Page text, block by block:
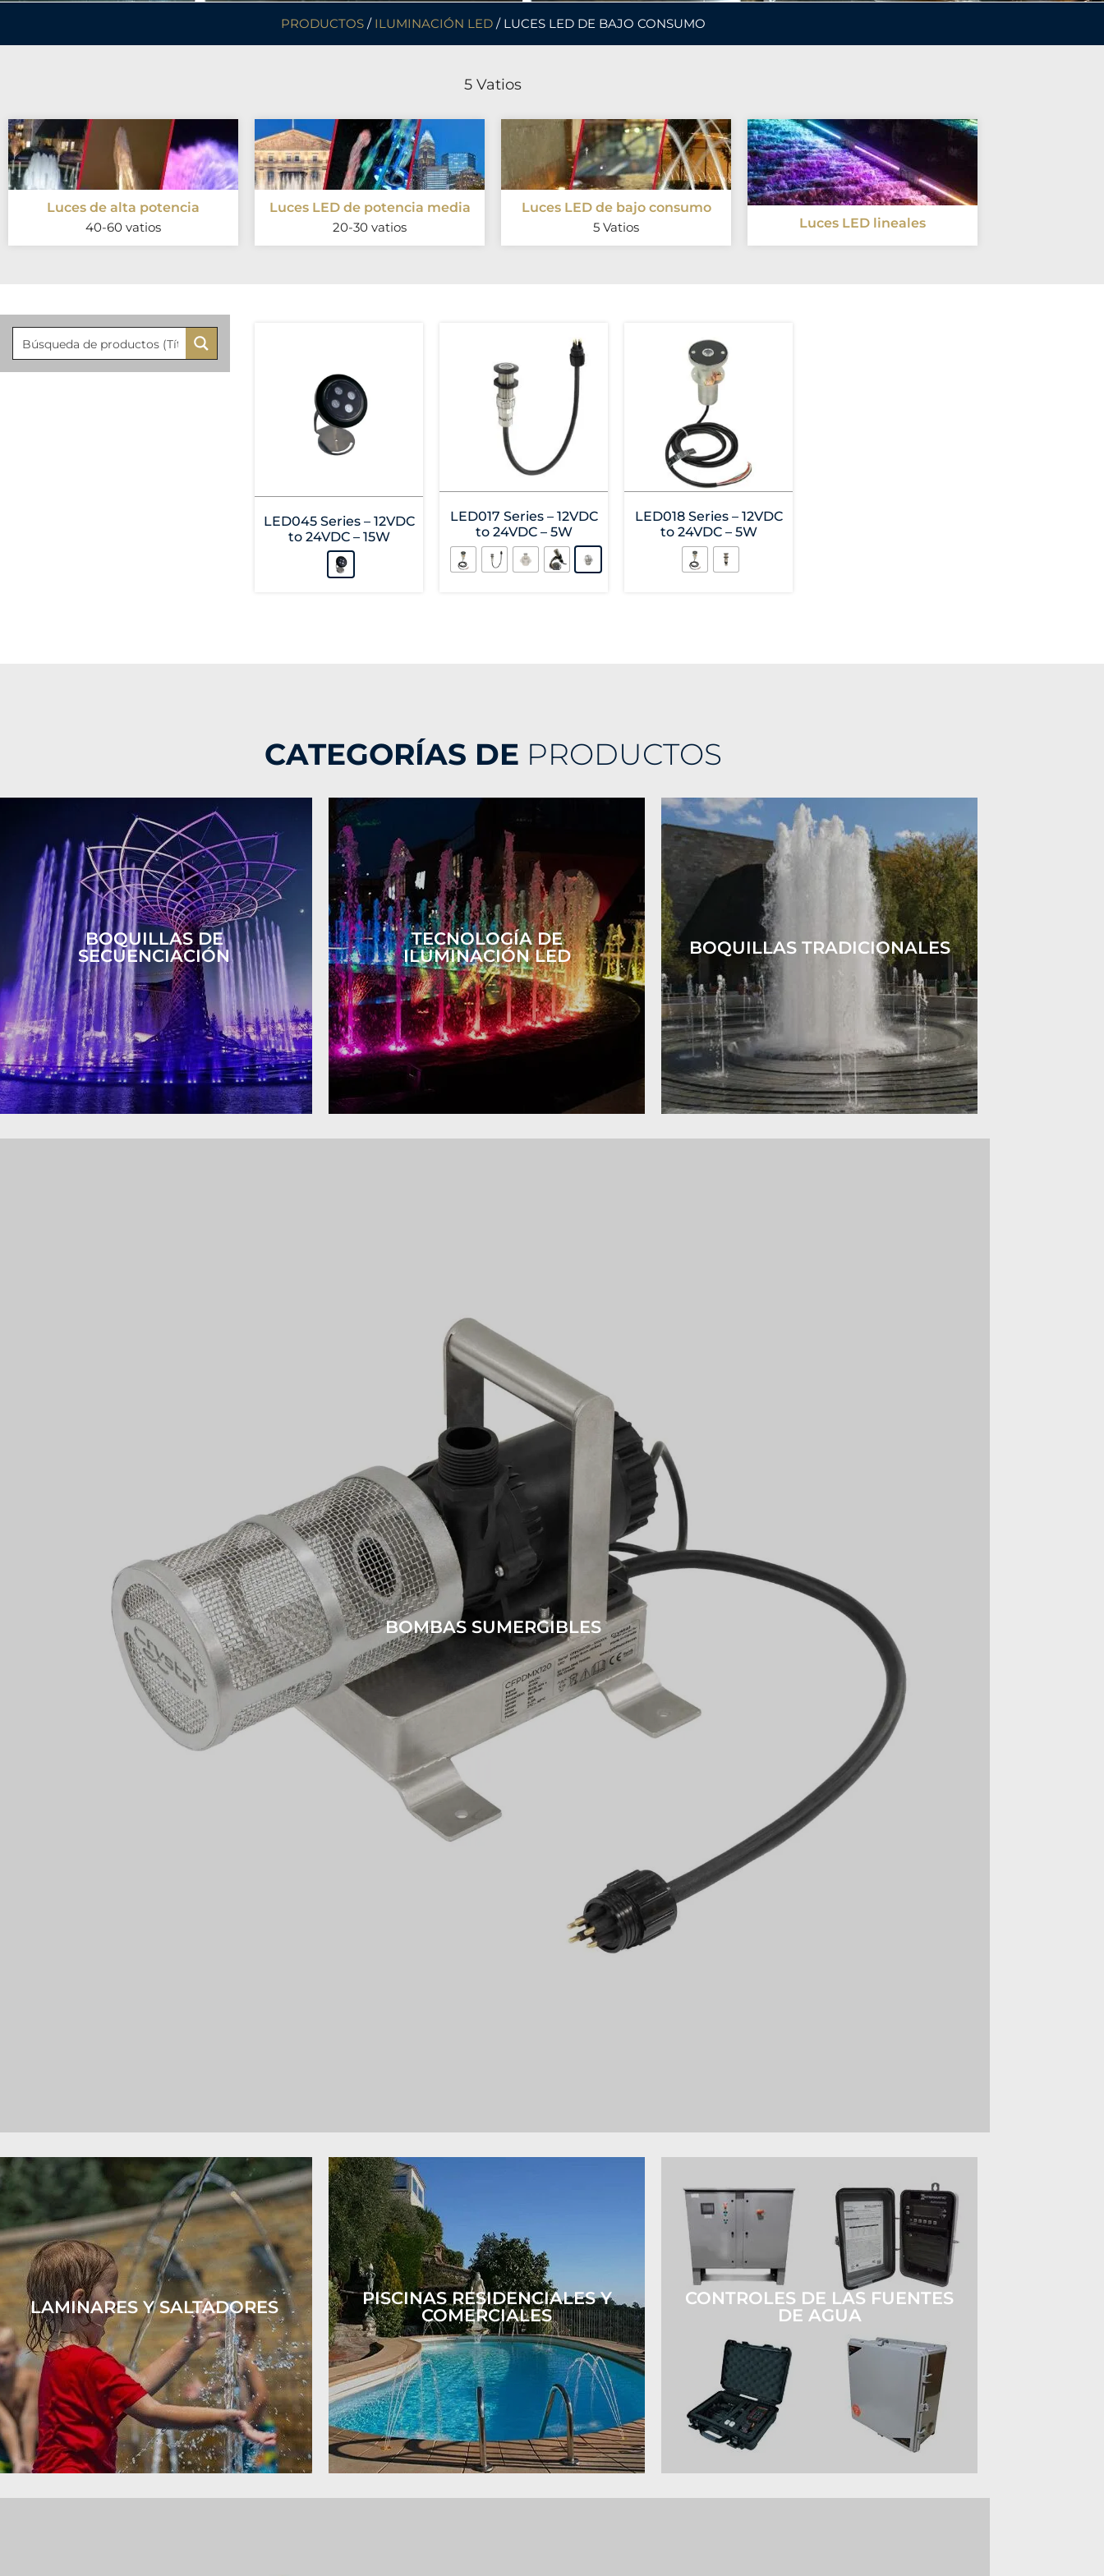
PRODUCTOS/ ILUMINACIÓN LED/ LUCES LED DE BAJO CONSUMO
5 Vatios
Luces de alta potencia
40-60 vatios
Luces LED de potencia media
20-30 vatios
Luces LED de bajo consumo
5 Vatios
Luces LED lineales
LED045 Series – 12VDC
to 24VDC – 15W
LED017 Series – 12VDC
to 24VDC – 5W
LED018 Series – 12VDC
to 24VDC – 5W
CATEGORÍAS DE PRODUCTOS
BOQUILLAS DE
SECUENCIACIÓN
TECNOLOGÍA DE
ILUMINACIÓN LED
BOQUILLAS TRADICIONALES
BOMBAS SUMERGIBLES
LAMINARES Y SALTADORES
PISCINAS RESIDENCIALES Y
COMERCIALES
CONTROLES DE LAS FUENTES
DE AGUA